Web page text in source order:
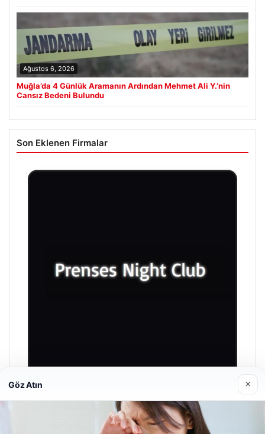
Ağustos 6, 2026
Muğla’da 4 Günlük Aramanın Ardından Mehmet Ali Y.’nin
Cansız Bedeni Bulundu
Son Eklenen Firmalar
Prenses Night Club
Göz Atın ×